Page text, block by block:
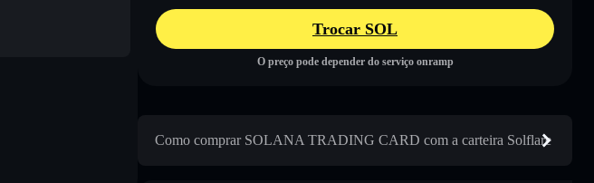
Trocar SOL
O preço pode depender do serviço onramp
Como comprar SOLANA TRADING CARD com a carteira Solflare